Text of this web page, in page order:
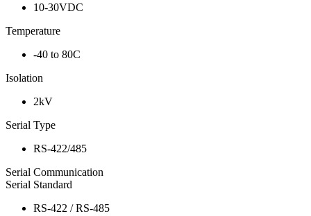
10-30VDC
Temperature
-40 to 80C
Isolation
2kV
Serial Type
RS-422/485
Serial Communication
Serial Standard
RS-422 / RS-485